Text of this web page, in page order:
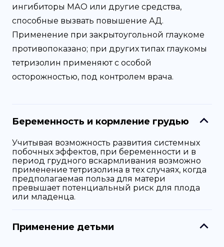
ингибиторы МАО или другие средства,
способные вызвать повышение АД.
Применение при закрытоугольной глаукоме
противопоказано; при других типах глаукомы
тетризолин применяют с особой
осторожностью, под контролем врача.
Беременность и кормление грудью
Учитывая возможность развития системных
побочных эффектов, при беременности и в
период грудного вскармливания возможно
применение тетризолина в тех случаях, когда
предполагаемая польза для матери
превышает потенциальный риск для плода
или младенца.
Применение детьми